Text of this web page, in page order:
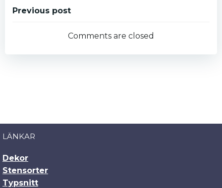
Post
navigation
Previous post
Comments are closed
LÄNKAR
Dekor
Stensorter
Typsnitt